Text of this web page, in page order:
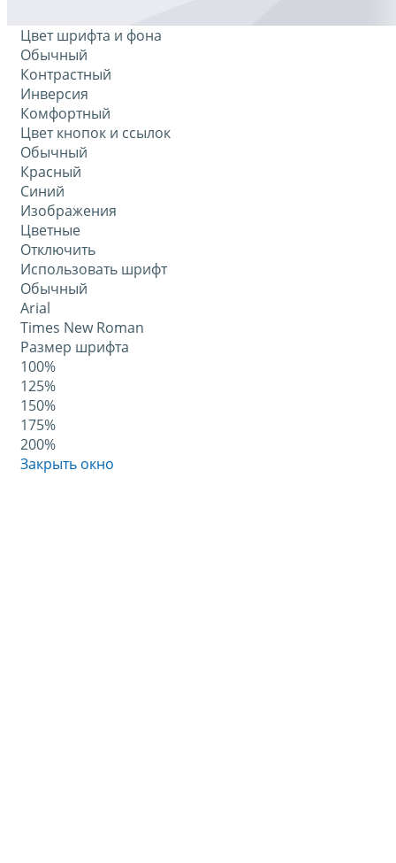
Цвет шрифта и фона
Обычный
Контрастный
Инверсия
Комфортный
Цвет кнопок и ссылок
Обычный
Красный
Синий
Изображения
Цветные
Отключить
Использовать шрифт
Обычный
Arial
Times New Roman
Размер шрифта
100%
125%
150%
175%
200%
Закрыть окно